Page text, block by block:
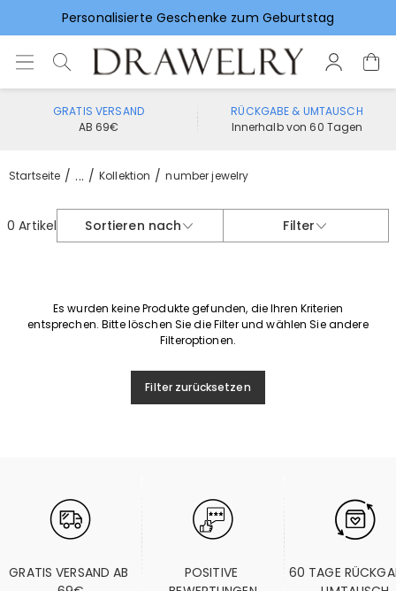
Personalisierte Geschenke zum Geburtstag
Vorlieben für Hochzeitsgeschenke
GRATIS VERSAND
AB 69€
RÜCKGABE & UMTAUSCH
Innerhalb von 60 Tagen
Startseite ... Kollektion number jewelry
0 Artikel Sortieren nach Filter
Es wurden keine Produkte gefunden, die Ihren Kriterien
entsprechen. Bitte löschen Sie die Filter und wählen Sie andere
Filteroptionen.
Filter zurücksetzen
GRATIS VERSAND AB
POSITIVE
60 TAGE